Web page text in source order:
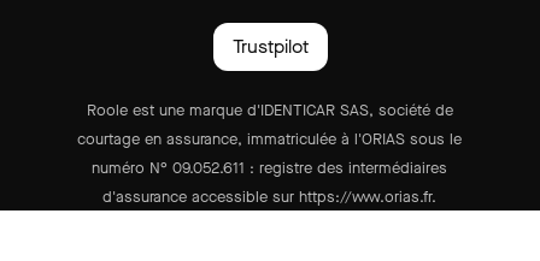
Trustpilot
Roole est une marque d'IDENTICAR SAS, société de
courtage en assurance, immatriculée à l'ORIAS sous le
numéro N° 09.052.611 : registre des intermédiaires
d'assurance accessible sur https://www.orias.fr.